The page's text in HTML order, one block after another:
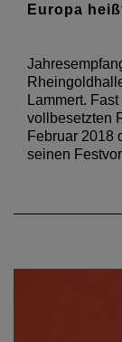
Europa
Lammert.
vollbesetzten
Februar 2018
seinen